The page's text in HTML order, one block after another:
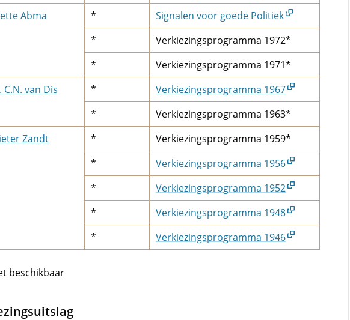
Abma *
Signalen voor goede Politiek
*
Verkiezingsprogramma 1972*
*
Verkiezingsprogramma 1971*
C.N. van Dis *
Verkiezingsprogramma 1967
*
Verkiezingsprogramma 1963*
Zandt *
Verkiezingsprogramma 1959*
*
Verkiezingsprogramma 1956
*
Verkiezingsprogramma 1952
*
Verkiezingsprogramma 1948
* Verkiezingsprogramma 1946
beschikbaar